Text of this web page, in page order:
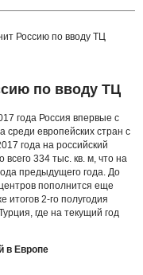
Россию по вводу ТЦ
по вводу ТЦ
года Россия впервые с
среди европейских стран с
года на российский
334 тыс. кв. м, что на
предыдущего года. До
пополнится еще
итогов 2-го полугодия
где на текущий год
в Европе